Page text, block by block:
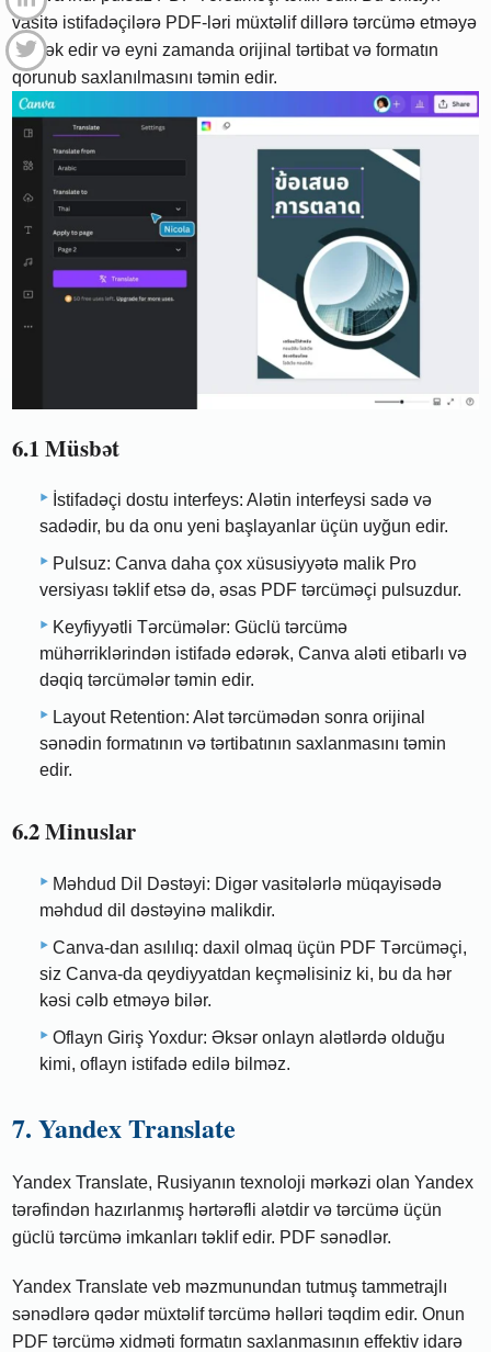
vasitə istifadəçilərə PDF-ləri müxtəlif dillərə tərcümə etməyə
kömək edir və eyni zamanda orijinal tərtibat və formatın
qorunub saxlanılmasını təmin edir.
6.1 Müsbət
İstifadəçi dostu interfeys: Alətin interfeysi sadə və
sadədir, bu da onu yeni başlayanlar üçün uyğun edir.
Pulsuz: Canva daha çox xüsusiyyətə malik Pro
versiyası təklif etsə də, əsas PDF tərcüməçi pulsuzdur.
Keyfiyyətli Tərcümələr: Güclü tərcümə
mühərriklərindən istifadə edərək, Canva aləti etibarlı və
dəqiq tərcümələr təmin edir.
Layout Retention: Alət tərcümədən sonra orijinal
sənədin formatının və tərtibatının saxlanmasını təmin
edir.
6.2 Minuslar
Məhdud Dil Dəstəyi: Digər vasitələrlə müqayisədə
məhdud dil dəstəyinə malikdir.
Canva-dan asılılıq: daxil olmaq üçün PDF Tərcüməçi,
siz Canva-da qeydiyyatdan keçməlisiniz ki, bu da hər
kəsi cəlb etməyə bilər.
Oflayn Giriş Yoxdur: Əksər onlayn alətlərdə olduğu
kimi, oflayn istifadə edilə bilməz.
7. Yandex Translate
Yandex Translate, Rusiyanın texnoloji mərkəzi olan Yandex
tərəfindən hazırlanmış hərtərəfli alətdir və tərcümə üçün
güclü tərcümə imkanları təklif edir. PDF sənədlər.
Yandex Translate veb məzmunundan tutmuş tammetrajlı
sənədlərə qədər müxtəlif tərcümə həlləri təqdim edir. Onun
PDF tərcümə xidməti formatın saxlanmasının effektiv idarə